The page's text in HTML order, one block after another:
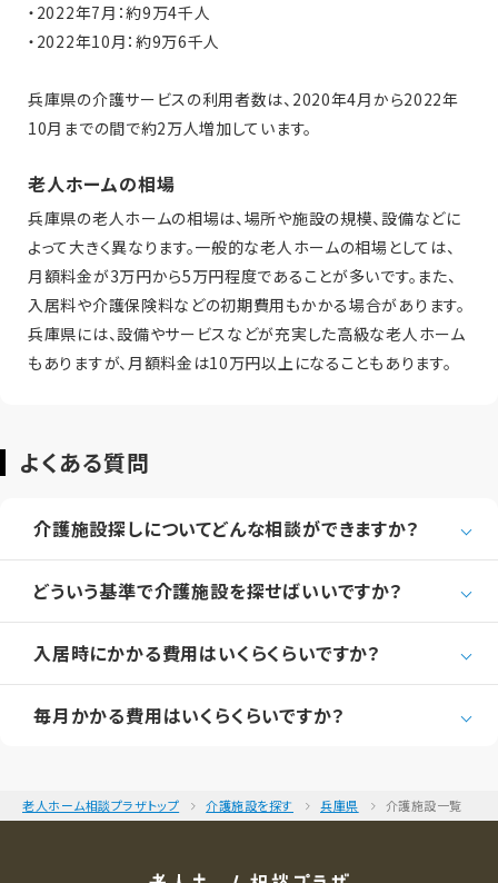
・2022年7月：約9万4千人
・2022年10月：約9万6千人
兵庫県の介護サービスの利用者数は、2020年4月から2022年
10月までの間で約2万人増加しています。
老人ホームの相場
兵庫県の老人ホームの相場は、場所や施設の規模、設備などに
よって大きく異なります。一般的な老人ホームの相場としては、
月額料金が3万円から5万円程度であることが多いです。また、
入居料や介護保険料などの初期費用もかかる場合があります。
兵庫県には、設備やサービスなどが充実した高級な老人ホーム
もありますが、月額料金は10万円以上になることもあります。
よくある質問
介護施設探しについてどんな相談ができますか？
どういう基準で介護施設を探せばいいですか？
入居時にかかる費用はいくらくらいですか？
毎月かかる費用はいくらくらいですか？
老人ホーム相談プラザトップ 介護施設を探す 兵庫県 介護施設一覧